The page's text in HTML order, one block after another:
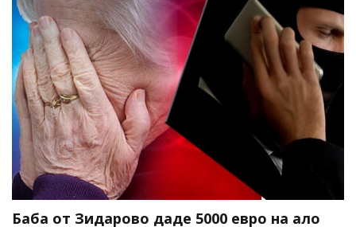
Баба от Зидарово даде 5000 евро на ало